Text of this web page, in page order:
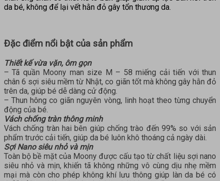
da bé, không để lại vết hằn đỏ gây tổn thương da.
Đặc điểm nổi bật của sản phẩm
Thiết kế vừa vặn, ôm gọn
– Tã quần Moony man size M – 58 miếng cải tiến với thun
chân 6 sợi siêu mềm từ Nhật, co giãn tốt mà không gây hằn đỏ
trên da, giúp bé dễ dàng cử động.
– Thun hông co giãn nguyên vòng, linh hoạt theo từng chuyển
động của bé.
Vách chống tràn thông minh
Vách chống tràn hai bên giúp chống trào đến 99% so với sản
phẩm trước cải tiến, giúp da bé luôn khô thoáng cả ngày dài.
Sợi Nano siêu nhỏ và mịn
Toàn bộ bề mặt của Moony được cấu tạo từ chất liệu sợi nano
siêu nhỏ và mịn, khiến tã không những vô cùng dịu nhẹ mềm
mại mà còn cho phép không khí lưu thông giúp làn da bé có